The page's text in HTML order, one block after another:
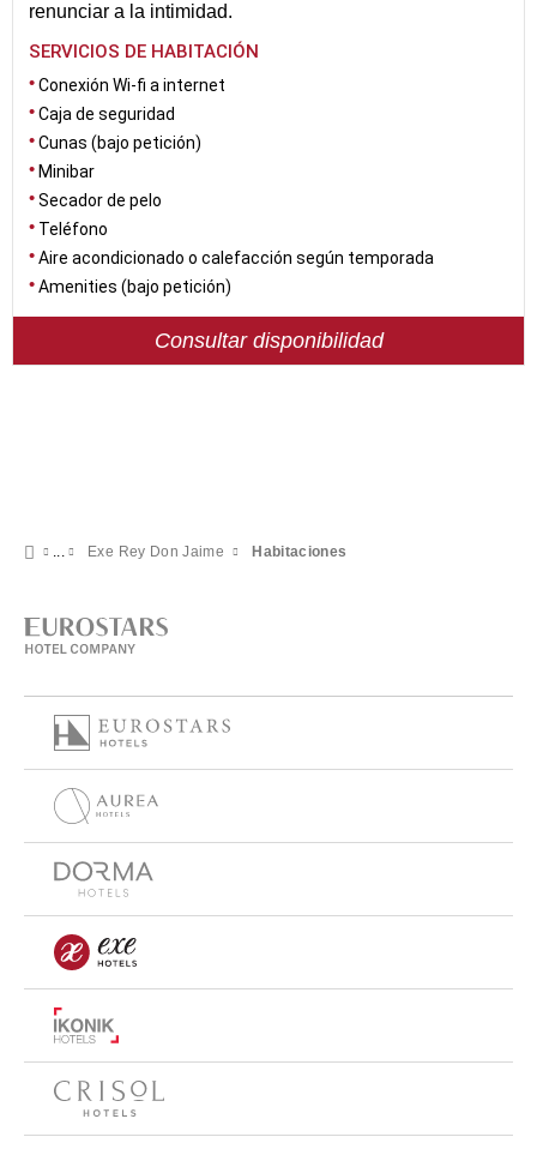
renunciar a la intimidad.
SERVICIOS DE HABITACIÓN
Conexión Wi-fi a internet
Caja de seguridad
Cunas (bajo petición)
Minibar
Secador de pelo
Teléfono
Aire acondicionado o calefacción según temporada
Amenities (bajo petición)
Consultar disponibilidad
Exe Rey Don Jaime Habitaciones